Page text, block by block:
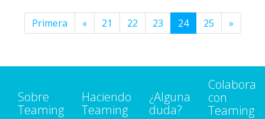
Primera « 21 22 23 24 25 »
Sobre
Teaming
Haciendo
Teaming
¿Alguna
duda?
Colabora
con
Teaming